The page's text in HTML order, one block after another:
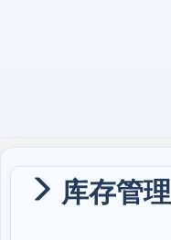
库存管理